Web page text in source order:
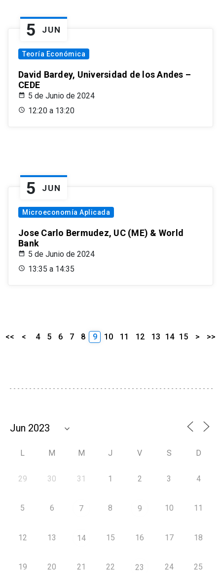
5 JUN
Teoría Económica
David Bardey, Universidad de los Andes –
CEDE
5 de Junio de 2024
12:20 a 13:20
5 JUN
Microeconomía Aplicada
Jose Carlo Bermudez, UC (ME) & World
Bank
5 de Junio de 2024
13:35 a 14:35
<< < 4 5 6 7 8 9 10 11 12 13 14 15 > >>
L M M J V S D
29 30 31 1 2 3 4
5 6 7 8 9 10 11
12 13 14 15 16 17 18
19 20 21 22 23 24 25